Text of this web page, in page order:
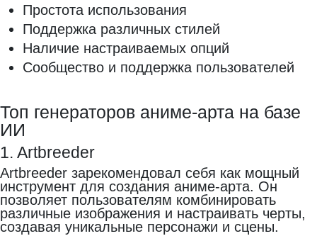
Простота использования
Поддержка различных стилей
Наличие настраиваемых опций
Сообщество и поддержка пользователей
Топ генераторов аниме-арта на базе
ИИ
1. Artbreeder
Artbreeder зарекомендовал себя как мощный
инструмент для создания аниме-арта. Он
позволяет пользователям комбинировать
различные изображения и настраивать черты,
создавая уникальные персонажи и сцены.